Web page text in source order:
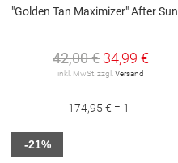
"Golden Tan Maximizer" After Sun Balm 200 ml
42,00 € 34,99 €
inkl. MwSt. zzgl.Versand
174,95 € = 1 l
-21%